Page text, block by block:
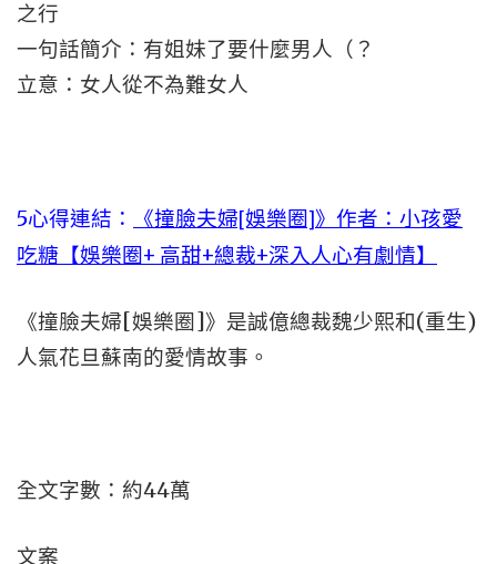
之行
一句話簡介：有姐妹了要什麼男人（？
立意：女人從不為難女人
5心得連結：
《撞臉夫婦[娛樂圈]》作者：小孩愛
吃糖【娛樂圈+ 高甜+總裁+深入人心有劇情】
《撞臉夫婦[娛樂圈]》是誠億總裁魏少熙和(重生)
人氣花旦蘇南的愛情故事。
全文字數：約44萬
文案